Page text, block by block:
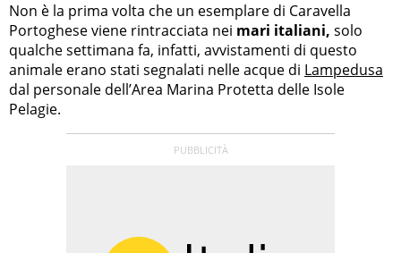
Non è la prima volta che un esemplare di Caravella
Portoghese viene rintracciata nei mari italiani, solo
qualche settimana fa, infatti, avvistamenti di questo
animale erano stati segnalati nelle acque di Lampedusa
dal personale dell’Area Marina Protetta delle Isole
Pelagie.